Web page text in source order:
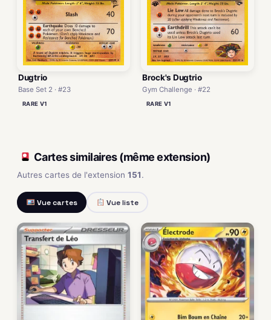
Dugtrio
Base Set 2 · #23
RARE V1
Brock's Dugtrio
Gym Challenge · #22
RARE V1
Cartes similaires (même extension)
Autres cartes de l'extension 151.
Vue cartes Vue liste